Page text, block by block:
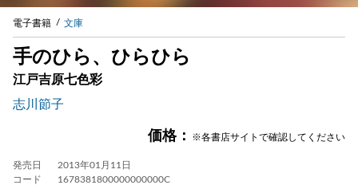
電子書籍 文庫
手のひら、ひらひら
江戸吉原七色彩
志川節子
価格： ※各書店サイトで確認してください
発売日
2013年01月11日
コード
1678381800000000000C